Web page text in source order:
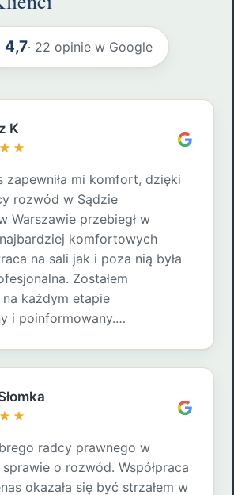
4,7· 22 opinie w Google
K
zapewniła mi komfort, dzięki
rozwód w Sądzie
Warszawie przebiegł w
komfortowych
na sali jak i poza nią była
Zostałem
każdym etapie
i poinformowany.…
radcy prawnego w
o rozwód. Współpraca
okazała się być strzałem w